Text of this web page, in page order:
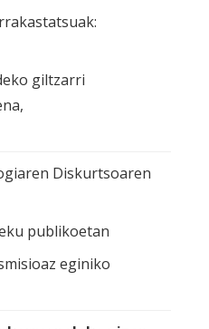
giltzarri
Diskurtsoaren
publikoetan
eginiko